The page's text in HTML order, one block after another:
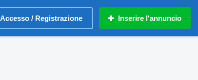
Accesso / Registrazione Inserire l'annuncio